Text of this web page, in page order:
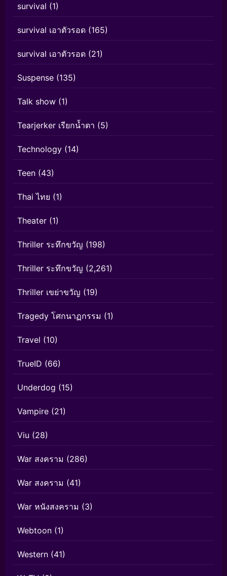
survival (1)
survival เอาตัวรอด (165)
survival เอาตัวรอด (21)
Suspense (135)
Talk show (1)
Tearjerker เรียกน้ำตา (5)
Technology (14)
Teen (43)
Thai ไทย (1)
Theater (1)
Thriller ระทึกขวัญ (198)
Thriller ระทึกขวัญ (2,261)
Thriller เขย่าขวัญ (19)
Tragedy โศกนาฏกรรม (1)
Travel (10)
TrueID (66)
Underdog (15)
Vampire (21)
Viu (28)
War สงคราม (286)
War สงคราม (41)
War หนังสงคราม (3)
Webtoon (1)
Western (41)